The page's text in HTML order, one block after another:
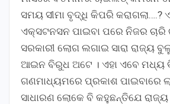
ସମୟ ସୀମା ବୃଦ୍ଧି କିପରି କରାଗଲା….?
ଏକ୍ସଟନସନ ପାଇବା ପରେ ନିଜର
ସରକାରୀ ଲୋଗ ଲଗାଇ ସାରା ରାଜ୍ୟ
ଆଇନ ବିରୁଧ ଅଟେ । ଏହା ଏବେ ମଧ୍ୟ
ଗଣମାଧ୍ୟମରେ ପ୍ରକାଶ ପାଇବାରେ
ସାଧାରଣ ଲୋକେ ବି କହୁଛନ୍ତିଯେ